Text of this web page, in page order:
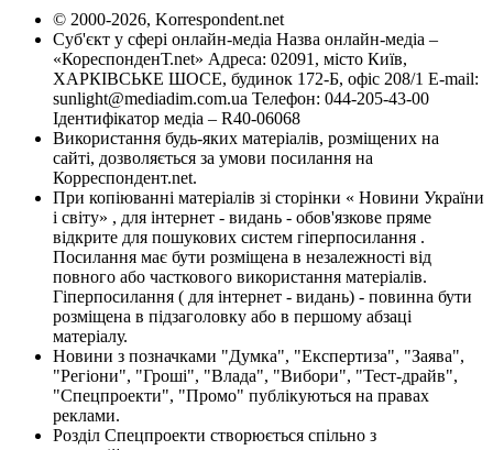
© 2000-2026, Korrespondent.net
Суб'єкт у сфері онлайн-медіа Назва онлайн-медіа –
«КореспонденТ.net» Адреса: 02091, місто Київ,
ХАРКІВСЬКЕ ШОСЕ, будинок 172-Б, офіс 208/1 E-mail:
sunlight@mediadim.com.ua Телефон: 044-205-43-00
Ідентифікатор медіа – R40-06068
Використання будь-яких матеріалів, розміщених на
сайті, дозволяється за умови посилання на
Корреспондент.net.
При копіюванні матеріалів зі сторінки « Новини України
і світу» , для інтернет - видань - обов'язкове пряме
відкрите для пошукових систем гіперпосилання .
Посилання має бути розміщена в незалежності від
повного або часткового використання матеріалів.
Гіперпосилання ( для інтернет - видань) - повинна бути
розміщена в підзаголовку або в першому абзаці
матеріалу.
Новини з позначками "Думка", "Експертиза", "Заява",
"Регіони", "Гроші", "Влада", "Вибори", "Тест-драйв",
"Спецпроекти", "Промо" публікуються на правах
реклами.
Розділ Спецпроекти створюється спільно з